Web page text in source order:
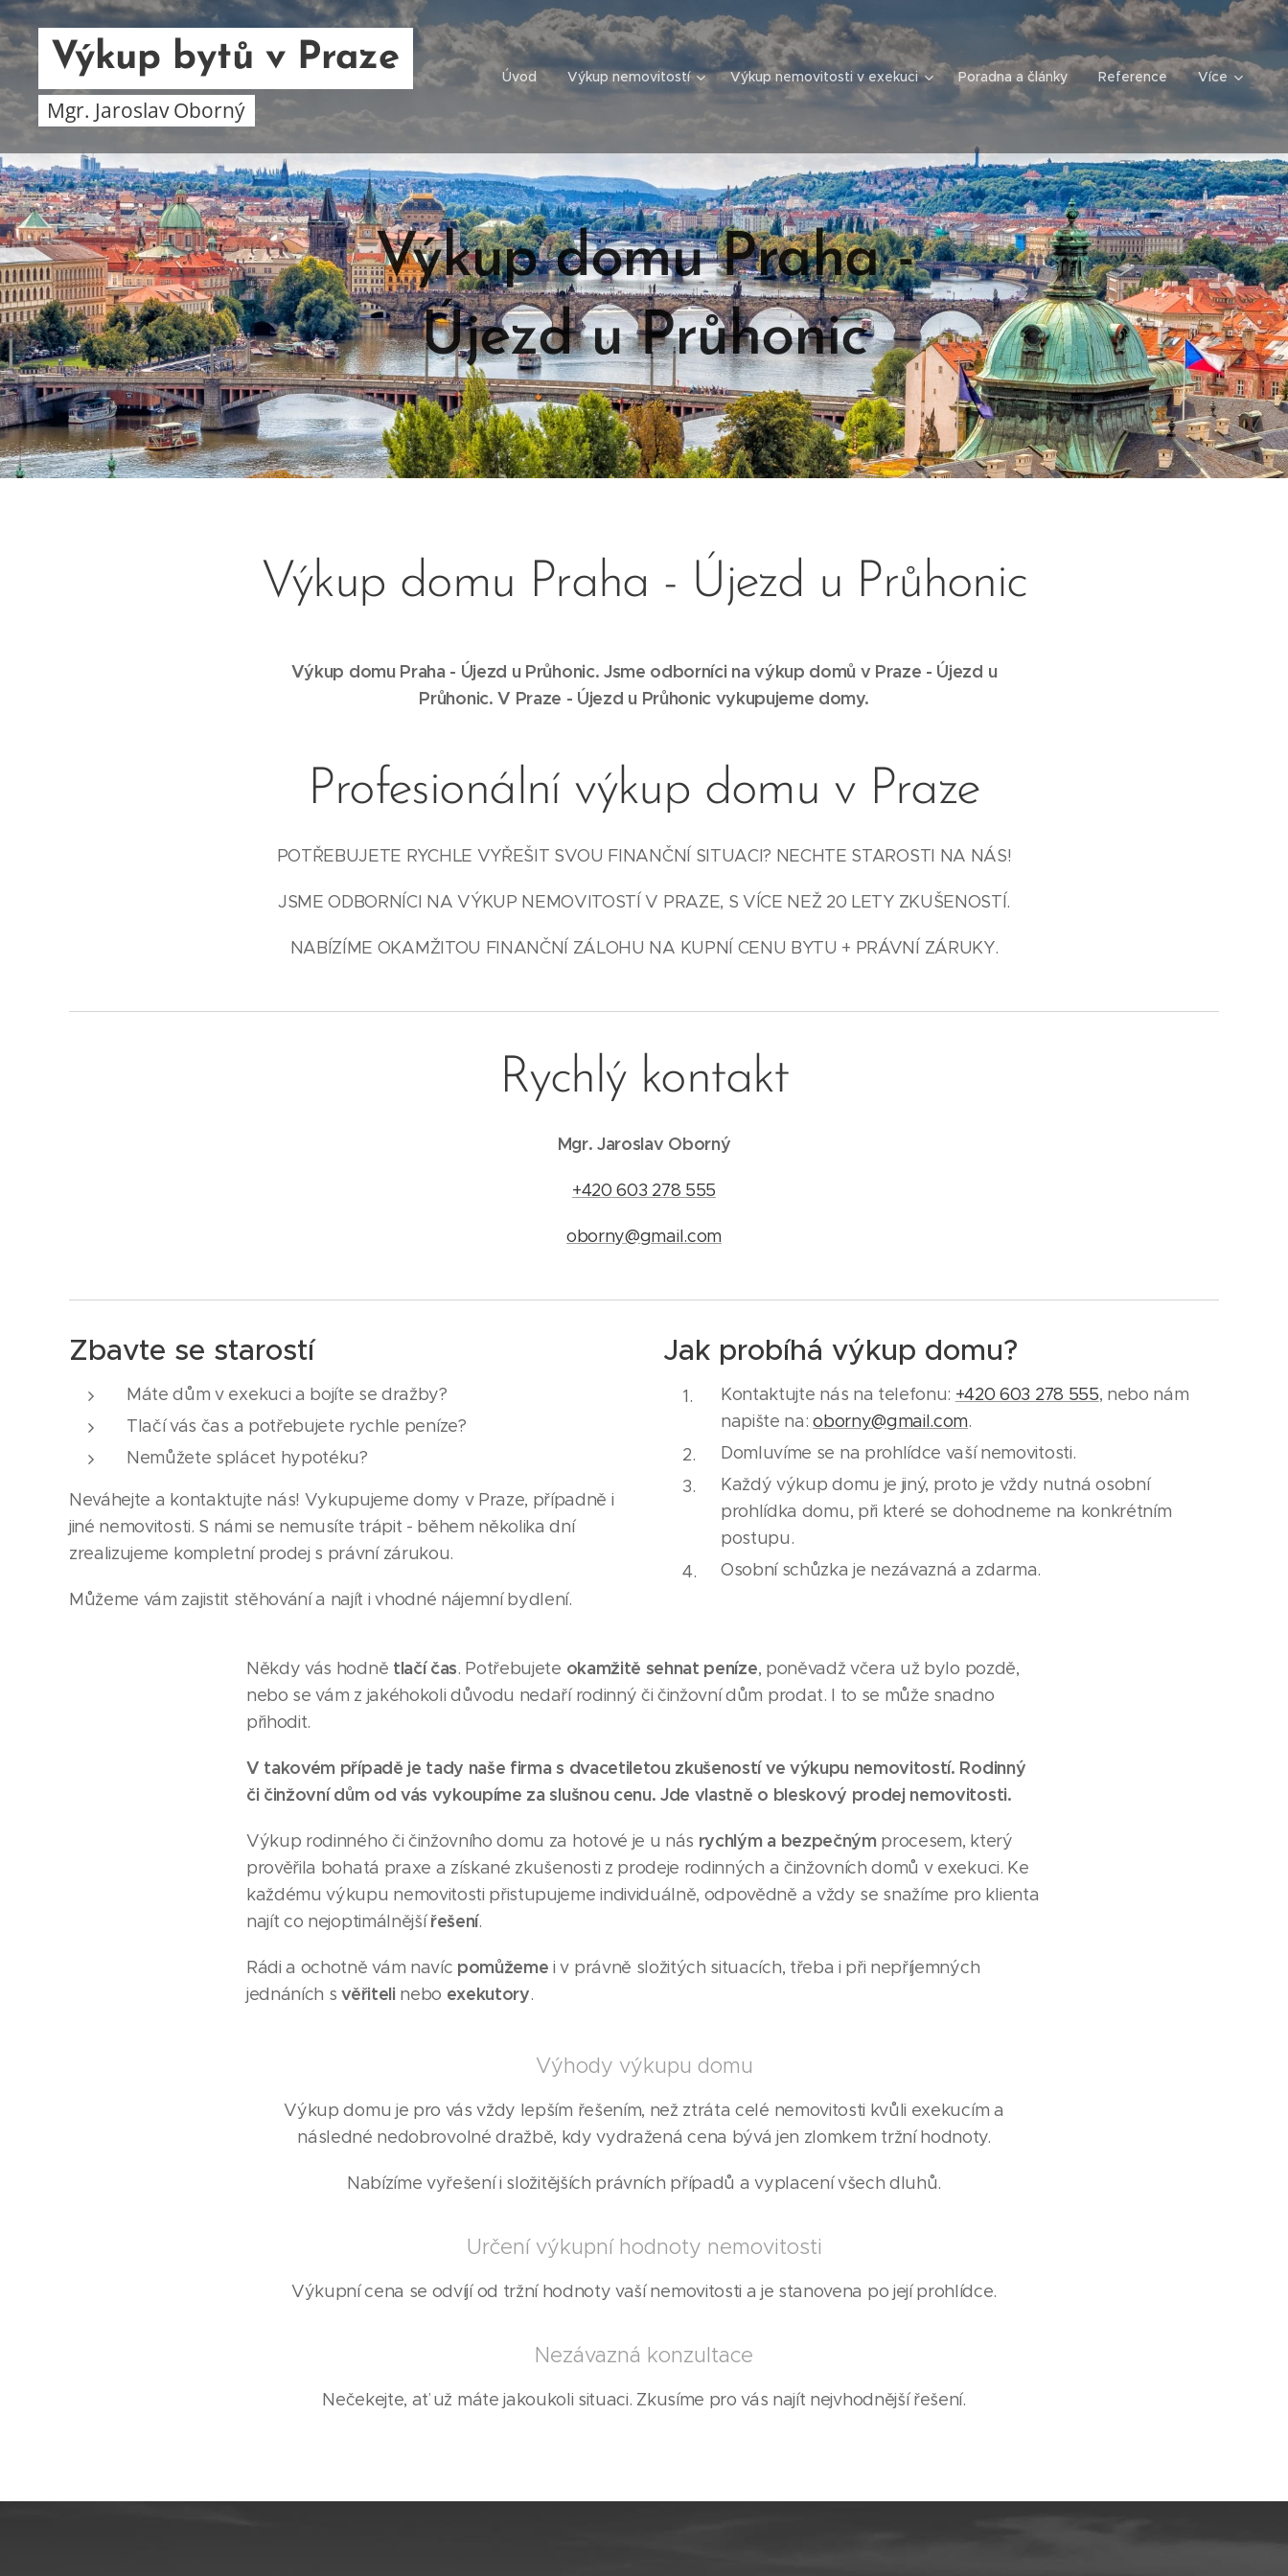
Výkup bytů v Praze
Mgr. Jaroslav Oborný
Úvod Výkup nemovitostí Výkup nemovitosti v exekuci Poradna a články Reference Více
Výkup domu Praha -
Újezd u Průhonic
29.04.2025
Výkup domu Praha - Újezd u Průhonic
Výkup domu Praha - Újezd u Průhonic. Jsme odborníci na výkup domů v Praze - Újezd u
Průhonic. V Praze - Újezd u Průhonic vykupujeme domy.
Profesionální výkup domu v Praze
POTŘEBUJETE RYCHLE VYŘEŠIT SVOU FINANČNÍ SITUACI? NECHTE STAROSTI NA NÁS!
JSME ODBORNÍCI NA VÝKUP NEMOVITOSTÍ V PRAZE, S VÍCE NEŽ 20 LETY ZKUŠENOSTÍ.
NABÍZÍME OKAMŽITOU FINANČNÍ ZÁLOHU NA KUPNÍ CENU BYTU + PRÁVNÍ ZÁRUKY.
Rychlý kontakt
Mgr. Jaroslav Oborný
+420 603 278 555
oborny@gmail.com
Zbavte se starostí
Máte dům v exekuci a bojíte se dražby?
Tlačí vás čas a potřebujete rychle peníze?
Nemůžete splácet hypotéku?
Neváhejte a kontaktujte nás! Vykupujeme domy v Praze, případně i
jiné nemovitosti. S námi se nemusíte trápit - během několika dní
zrealizujeme kompletní prodej s právní zárukou.
Můžeme vám zajistit stěhování a najít i vhodné nájemní bydlení.
Jak probíhá výkup domu?
Kontaktujte nás na telefonu: +420 603 278 555, nebo nám
napište na:oborny@gmail.com.
Domluvíme se na prohlídce vaší nemovitosti.
Každý výkup domu je jiný, proto je vždy nutná osobní
prohlídka domu, při které se dohodneme na konkrétním
postupu.
Osobní schůzka je nezávazná a zdarma.
Někdy vás hodně tlačí čas. Potřebujete okamžitě sehnat peníze, poněvadž včera už bylo pozdě,
nebo se vám z jakéhokoli důvodu nedaří rodinný či činžovní dům prodat. I to se může snadno
přihodit.
V takovém případě je tady naše firma s dvacetiletou zkušeností ve výkupu nemovitostí. Rodinný
či činžovní dům od vás vykoupíme za slušnou cenu. Jde vlastně o bleskový prodej nemovitosti.
Výkup rodinného či činžovního domu za hotové je u nás rychlým a bezpečným procesem, který
prověřila bohatá praxe a získané zkušenosti z prodeje rodinných a činžovních domů v exekuci. Ke
každému výkupu nemovitosti přistupujeme individuálně, odpovědně a vždy se snažíme pro klienta
najít co nejoptimálnějšířešení.
Rádi a ochotně vám navíc pomůžemei v právně složitých situacích, třeba i při nepříjemných
jednáních svěřiteli nebo exekutory.
Výhody výkupu domu
Výkup domu je pro vás vždy lepším řešením, než ztráta celé nemovitosti kvůli exekucím a
následné nedobrovolné dražbě, kdy vydražená cena bývá jen zlomkem tržní hodnoty.
Nabízíme vyřešení i složitějších právních případů a vyplacení všech dluhů.
Určení výkupní hodnoty nemovitosti
Výkupní cena se odvíjí od tržní hodnoty vaší nemovitosti a je stanovena po její prohlídce.
Nezávazná konzultace
Nečekejte, ať už máte jakoukoli situaci. Zkusíme pro vás najít nejvhodnější řešení.